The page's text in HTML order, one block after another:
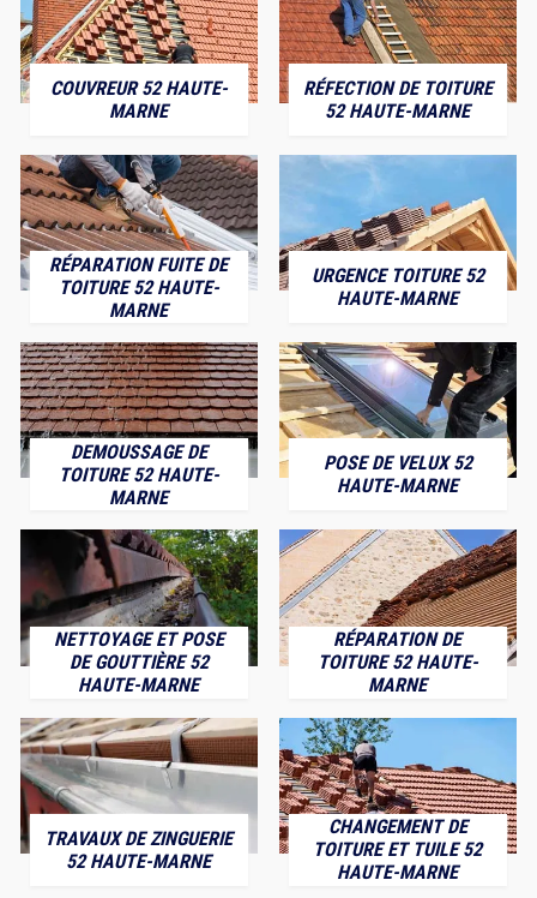
COUVREUR 52 HAUTE-
MARNE
RÉFECTION DE TOITURE
52 HAUTE-MARNE
RÉPARATION FUITE DE
TOITURE 52 HAUTE-
MARNE
URGENCE TOITURE 52
HAUTE-MARNE
DEMOUSSAGE DE
TOITURE 52 HAUTE-
MARNE
POSE DE VELUX 52
HAUTE-MARNE
NETTOYAGE ET POSE
DE GOUTTIÈRE 52
HAUTE-MARNE
RÉPARATION DE
TOITURE 52 HAUTE-
MARNE
TRAVAUX DE ZINGUERIE
52 HAUTE-MARNE
CHANGEMENT DE
TOITURE ET TUILE 52
HAUTE-MARNE